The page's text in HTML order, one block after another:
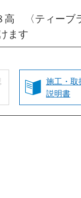
〈ティー
ます
施工・取
説明書